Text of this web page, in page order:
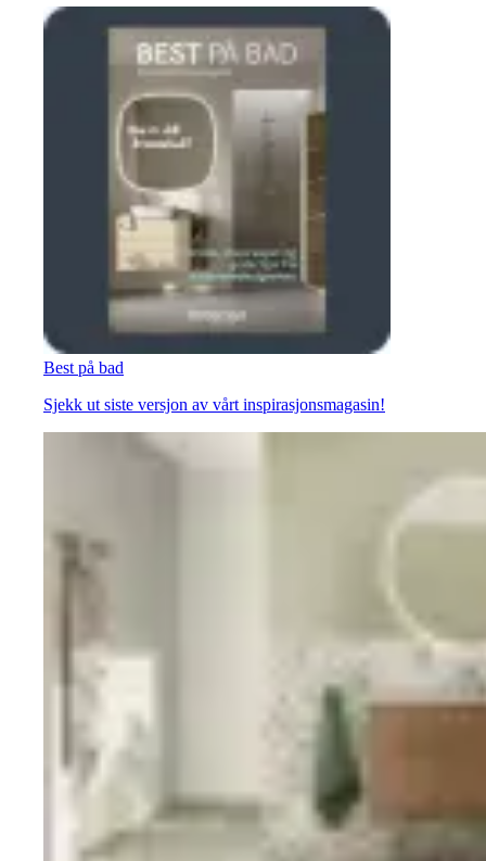
Best på bad
Sjekk ut siste versjon av vårt inspirasjonsmagasin!